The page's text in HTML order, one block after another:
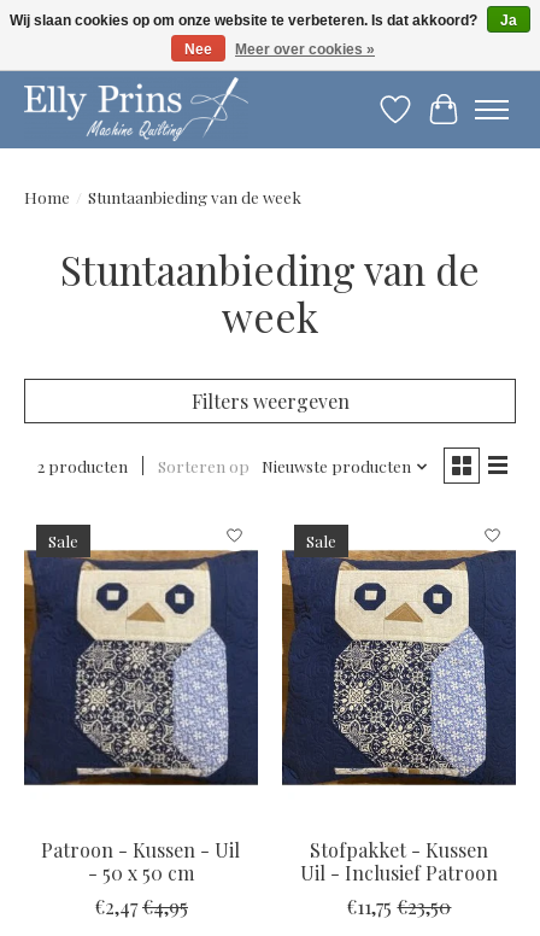
Let op: gewijzigde openingstijden!
Verlanglijst
Home / Stuntaanbieding van de week
Stuntaanbieding van de
week
Filters weergeven
2 producten Sorteren op Nieuwste producten
Sale
Patroon - Kussen - Uil
- 50 x 50 cm
€2,47€4,95
Sale
Stofpakket - Kussen
Uil - Inclusief Patroon
€11,75 €23,50
Wij slaan cookies op om onze website te verbeteren. Is dat akkoord?
Ja
Nee
Meer over cookies »